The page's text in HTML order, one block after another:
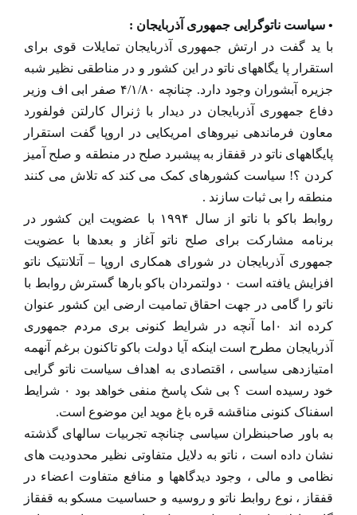
• سیاست ناتوگرایی جمهوری آذربایجان :
با ید گفت در ارتش جمهوری آذربایجان تمایلات قوی برای
استقرار پا یگاههای ناتو در این کشور و در مناطقی نظیر شبه
جزیره آبشوران وجود دارد. چنانچه ۴/۱/۸۰ صفر ابی اف وزیر
دفاع جمهوری آذربایجان در دیدار با ژنرال کارلتن فولفورد
معاون فرماندهی نیروهای امریکایی در اروپا گفت استقرار
پایگاههای ناتو در قفقاز به پیشبرد صلح در منطقه و صلح آمیز
کردن ؟! سیاست کشورهای کمک می کند که تلاش می کنند
منطقه را بی ثبات سازند .
روابط باکو با ناتو از سال ۱۹۹۴ با عضویت این کشور در
برنامه مشارکت برای صلح ناتو آغاز و بعدها با عضویت
جمهوری آذربایجان در شورای همکاری اروپا – آتلانتیک ناتو
افزایش یافته است ۰ دولتمردان باکو بارها گسترش روابط با
ناتو را گامی در جهت احقاق تمامیت ارضی این کشور عنوان
کرده اند ۰اما آنچه در شرایط کنونی بری مردم جمهوری
آذربایجان مطرح است اینکه آیا دولت باکو تاکنون برغم آنهمه
امتیازدهی سیاسی ، اقتصادی به اهداف سیاست ناتو گرایی
خود رسیده است ؟ بی شک پاسخ منفی خواهد بود ۰ شرایط
اسفناک کنونی مناقشه قره باغ موید این موضوع است.
به باور صاحبنظران سیاسی چنانچه تجربیات سالهای گذشته
نشان داده است ، ناتو به دلایل متفاوتی نظیر محدودیت های
نظامی و مالی ، وجود دیدگاهها و منافع متفاوت اعضاء در
قفقاز ، نوع روابط ناتو و روسیه و حساسیت مسکو به قفقاز